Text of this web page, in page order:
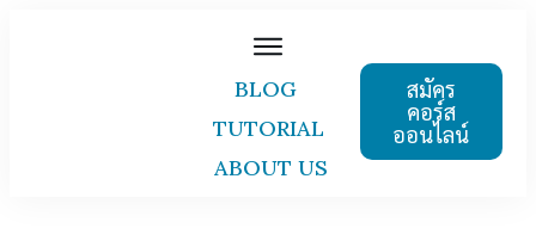
BLOG
TUTORIAL
ABOUT US
สมัคร
คอร์ส
ออนไลน์